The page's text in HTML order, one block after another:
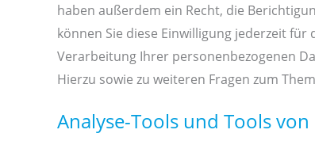
haben außerdem ein Recht, die
können Sie diese Einwilligung jederzeit
Verarbeitung Ihrer personenbezogenen
Hierzu sowie zu weiteren Fragen zum
Analyse-Tools und Tools